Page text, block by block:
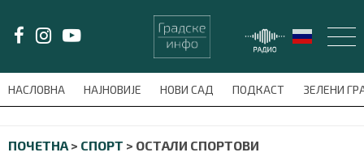
НАСЛОВНА НАЈНОВИЈЕ НОВИ САД ПОДКАСТ ЗЕЛЕНИ
meni'); $this_item = current( wp_filter_object_list(
ПОЧЕТНА > СПОРТ > ОСТАЛИ СПОРТОВИ
LAT/ЋИР
НАСЛОВНА